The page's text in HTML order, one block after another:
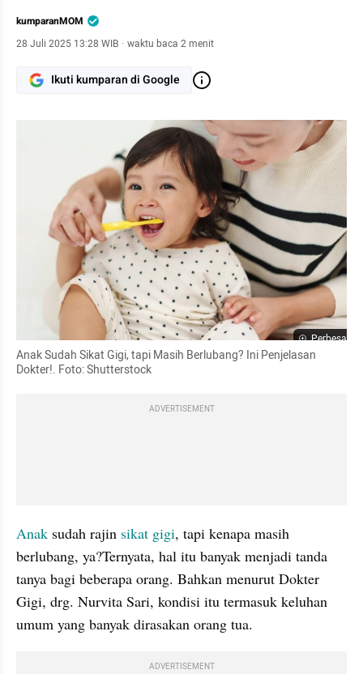
kumparanMOM
28 Juli 2025 13:28 WIB · waktu baca 2 menit
Ikuti kumparan di Google
Perbesar
Anak Sudah Sikat Gigi, tapi Masih Berlubang? Ini Penjelasan
Dokter!. Foto: Shutterstock
ADVERTISEMENT
Anak sudah rajin sikat gigi, tapi kenapa masih
berlubang, ya?Ternyata, hal itu banyak menjadi tanda
tanya bagi beberapa orang. Bahkan menurut Dokter
Gigi, drg. Nurvita Sari, kondisi itu termasuk keluhan
umum yang banyak dirasakan orang tua.
ADVERTISEMENT